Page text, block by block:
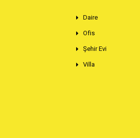
Daire
Ofis
Şehir Evi
Villa